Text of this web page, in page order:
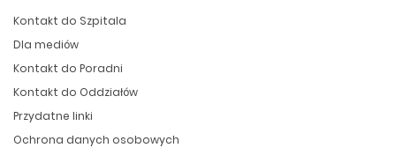
Kontakt do Szpitala
Dla mediów
Kontakt do Poradni
Kontakt do Oddziałów
Przydatne linki
Ochrona danych osobowych